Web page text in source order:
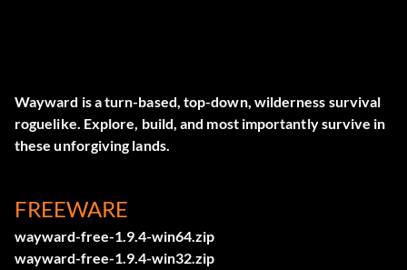
Wayward is a turn-based, top-down, wilderness survival
roguelike. Explore, build, and most importantly survive in
these unforgiving lands.
FREEWARE
wayward-free-1.9.4-win64.zip
wayward-free-1.9.4-win32.zip